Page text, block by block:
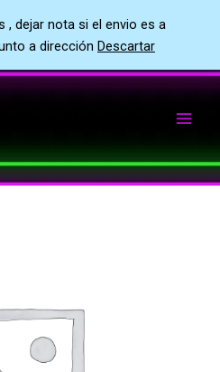
, dejar nota si el envio es a
a dirección Descartar